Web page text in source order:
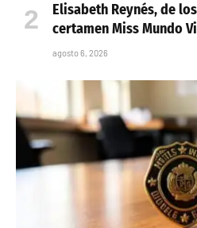
Elisabeth Reynés, de
certamen Miss Mundo
agosto 6, 2026